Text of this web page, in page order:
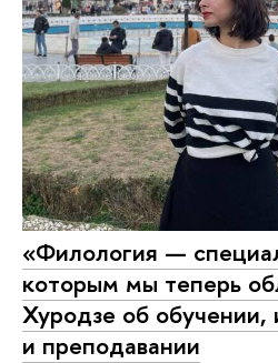
«Филология —
которым мы теперь
Хуродзе об обучении,
и преподавании